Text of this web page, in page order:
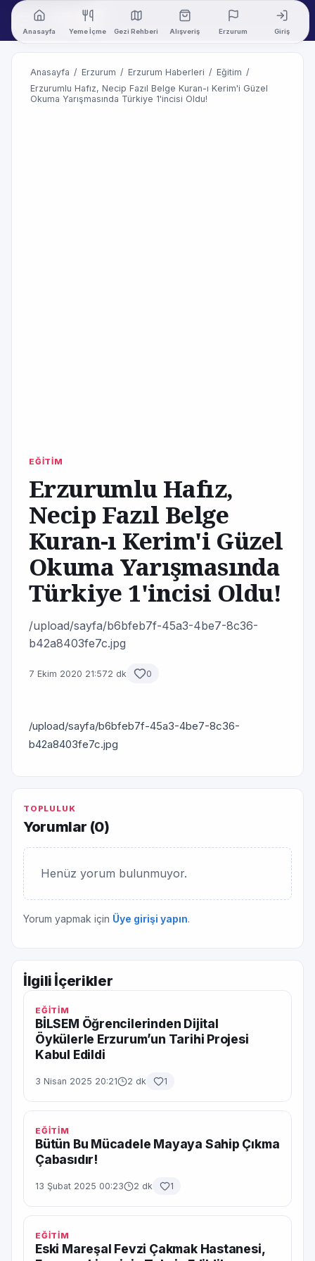
Anasayfa Yeme İçme Gezi Rehberi Alışveriş Erzurum Giriş
Anasayfa / Erzurum / Erzurum Haberleri / Eğitim /
Erzurumlu Hafız, Necip Fazıl Belge Kuran-ı Kerim'i Güzel
Okuma Yarışmasında Türkiye 1'incisi Oldu!
EĞİTİM
Erzurumlu Hafız,
Necip Fazıl Belge
Kuran-ı Kerim'i Güzel
Okuma Yarışmasında
Türkiye 1'incisi Oldu!
/upload/sayfa/b6bfeb7f-45a3-4be7-8c36-
b42a8403fe7c.jpg
7 Ekim 2020 21:572 dk 0
/upload/sayfa/b6bfeb7f-45a3-4be7-8c36-
b42a8403fe7c.jpg
TOPLULUK
Yorumlar (0)
Henüz yorum bulunmuyor.
Yorum yapmak için Üye girişi yapın.
İlgili İçerikler
EĞİTİM
BİLSEM Öğrencilerinden Dijital
Öykülerle Erzurum’un Tarihi Projesi
Kabul Edildi
3 Nisan 2025 20:21 2 dk 1
EĞİTİM
Bütün Bu Mücadele Mayaya Sahip Çıkma
Çabasıdır!
13 Şubat 2025 00:23 2 dk 1
EĞİTİM
Eski Mareşal Fevzi Çakmak Hastanesi,